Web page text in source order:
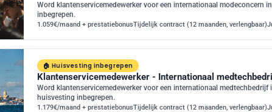
Word klantenservicemedewerker voor een internationaal modeconcern
inbegrepen.
1.059€/maand + prestatiebonusTijdelijk contract (12 maanden, verlengbaar)
Huisvesting inbegrepen
Klantenservicemedewerker - Internationaal
Word klantenservicemedewerker voor een internationaal
huisvesting inbegrepen.
1.179€/maand + prestatiebonusTijdelijk contract (12 maanden, verlengbaar)